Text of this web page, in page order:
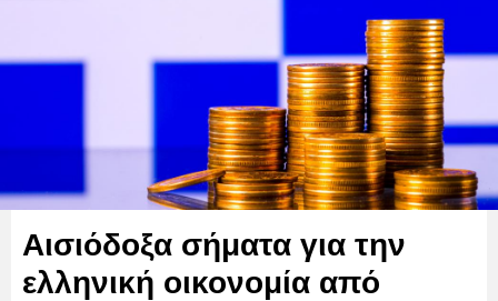
Αισιόδοξα σήματα για την
ελληνική οικονομία από